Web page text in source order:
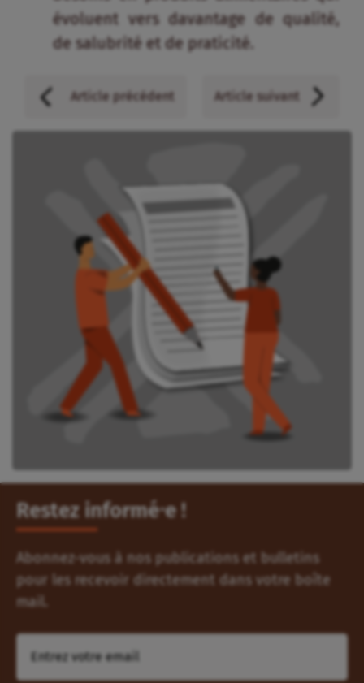
Restez informé⸱e !
Abonnez-vous à nos publications et bulletins
pour les recevoir directement dans votre boîte
intéresser